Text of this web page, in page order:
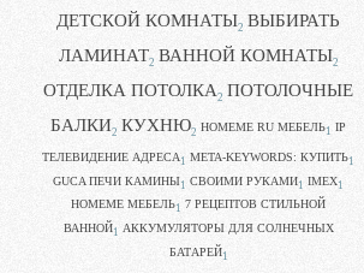
ДЕТСКОЙ КОМНАТЫ2 ВЫБИРАТЬ
ЛАМИНАТ2 ВАННОЙ КОМНАТЫ2
ОТДЕЛКА ПОТОЛКА2 ПОТОЛОЧНЫЕ
БАЛКИ2 КУХНЮ2 HOMEME RU МЕБЕЛЬ1 IP
ТЕЛЕВИДЕНИЕ АДРЕСА 1 META-KEYWORDS: КУПИТЬ1
GUCA ПЕЧИ КАМИНЫ1 CВОИМИ РУКАМИ1 IMEX1
HOMEME МЕБЕЛЬ1 7 РЕЦЕПТОВ СТИЛЬНОЙ
ВАННОЙ1 АККУМУЛЯТОРЫ ДЛЯ СОЛНЕЧНЫХ
БАТАРЕЙ1